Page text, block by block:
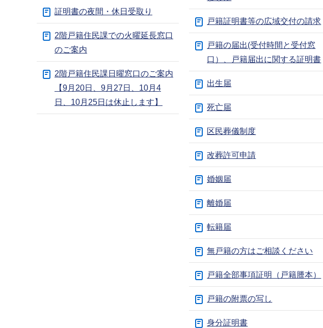
証明書の夜間・休日受取り
2階戸籍住民課での火曜延長窓口
のご案内
2階戸籍住民課日曜窓口のご案内
【9月20日、9月27日、10月4
日、10月25日は休止します】
戸籍証明書等の広域交付の請求
戸籍の届出(受付時間と受付窓
口）、戸籍届出に関する証明書
出生届
死亡届
区民葬儀制度
改葬許可申請
婚姻届
離婚届
転籍届
無戸籍の方はご相談ください
戸籍全部事項証明（戸籍謄本）
戸籍の附票の写し
身分証明書